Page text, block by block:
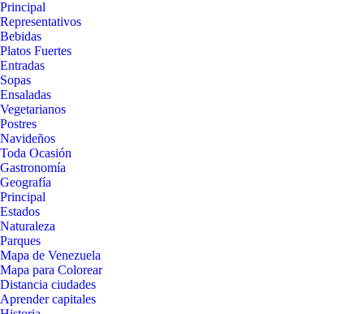
Principal
Representativos
Bebidas
Platos Fuertes
Entradas
Sopas
Ensaladas
Vegetarianos
Postres
Navideños
Toda Ocasión
Gastronomía
Geografía
Principal
Estados
Naturaleza
Parques
Mapa de Venezuela
Mapa para Colorear
Distancia ciudades
Aprender capitales